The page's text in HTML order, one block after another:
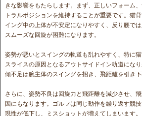
きな影響をもたらします。まず、正しいフォーム
トラルポジションを維持することが重要です。猫
イング中の上体が不安定になりやすく、反り腰で
スムーズな回旋が困難になります。
姿勢が悪いとスイングの軌道も乱れやすく、特に猫
スライスの原因となるアウトサイドイン軌道にな
傾不足は腕主体のスイングを招き、飛距離を引き下
さらに、姿勢不良は回旋力と飛距離を減少させ、
因にもなります。ゴルフは同じ動作を繰り返す競
現性が低下し、ミスショットが増えてしまいます。